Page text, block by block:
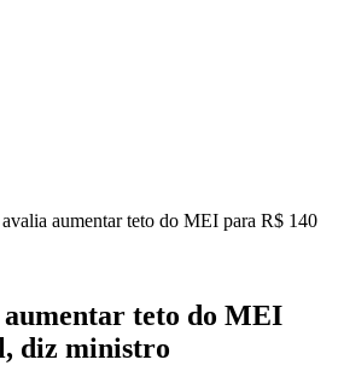
aumentar teto do MEI para R$ 140
teto do MEI
diz ministro